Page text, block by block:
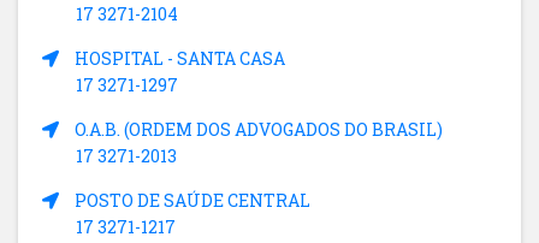
17 3271-2104
HOSPITAL - SANTA CASA
17 3271-1297
O.A.B. (ORDEM DOS ADVOGADOS DO BRASIL)
17 3271-2013
POSTO DE SAÚDE CENTRAL
17 3271-1217